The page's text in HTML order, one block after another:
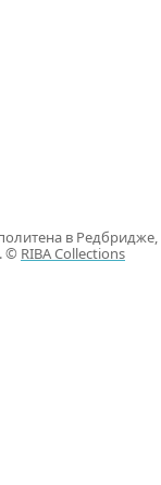
в
© RIBA Collections